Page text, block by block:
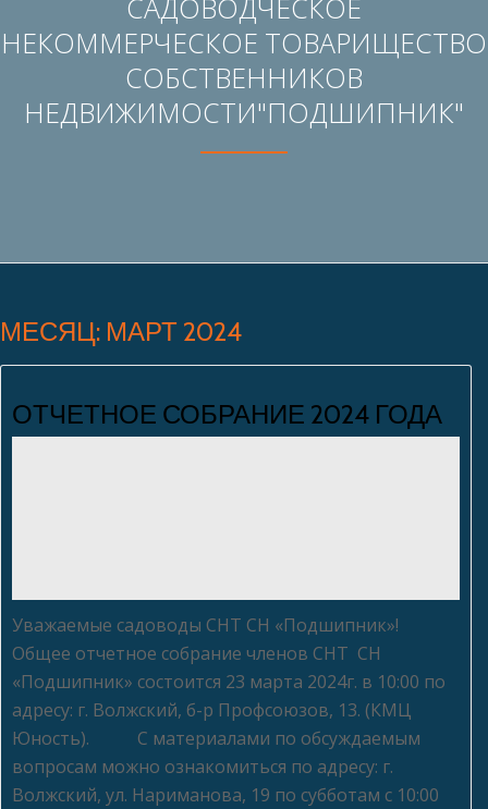
САДОВОДЧЕСКОЕ
НЕКОММЕРЧЕСКОЕ ТОВАРИЩЕСТВО
СОБСТВЕННИКОВ
НЕДВИЖИМОСТИ"ПОДШИПНИК"
МЕСЯЦ: МАРТ 2024
ОТЧЕТНОЕ СОБРАНИЕ 2024 ГОДА
Уважаемые садоводы СНТ СН «Подшипник»!
Общее отчетное собрание членов СНТ СН
«Подшипник» состоится 23 марта 2024г. в 10:00 по
адресу: г. Волжский, б-р Профсоюзов, 13. (КМЦ
Юность). С материалами по обсуждаемым
вопросам можно ознакомиться по адресу: г.
Волжский, ул. Нариманова, 19 по субботам с 10:00